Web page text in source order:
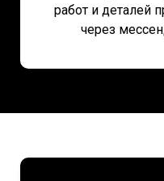
работ и деталей
через